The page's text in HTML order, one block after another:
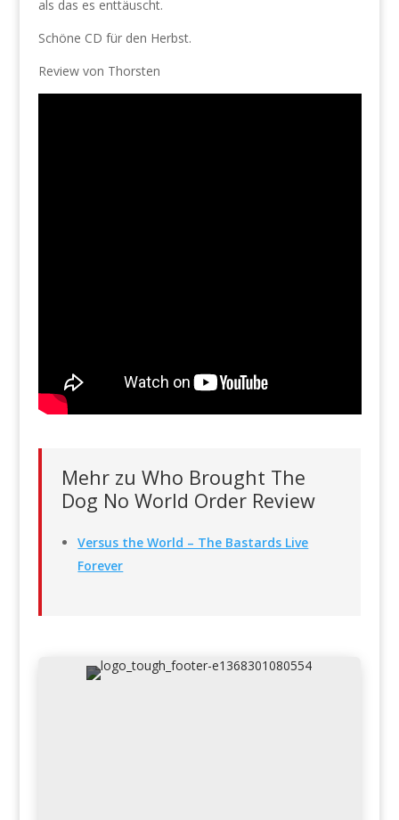
als das es enttäuscht.
Schöne CD für den Herbst.
Review von Thorsten
Mehr zu Who Brought The
Dog No World Order Review
Versus the World – The Bastards Live
Forever